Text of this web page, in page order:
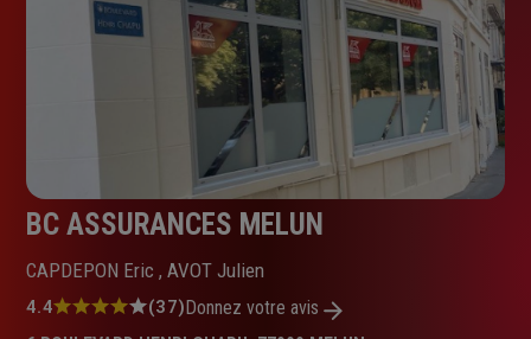
BC ASSURANCES MELUN
CAPDEPON Eric , AVOT Julien
Note
4.4 (37)Donnez votre avis